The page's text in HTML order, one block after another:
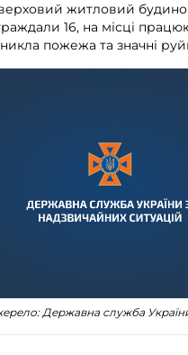
житловий
16, на місці
пожежа та значні
Державна служба